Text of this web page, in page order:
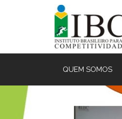
QUEM SOMOS